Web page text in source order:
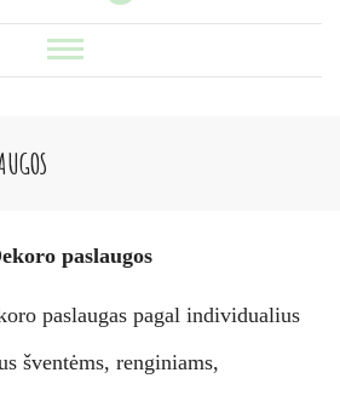
paslaugos
paslaugas pagal individualius
šventėms, renginiams,